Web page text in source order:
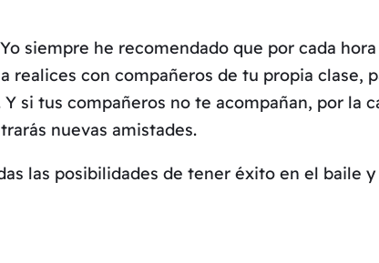
siempre he recomendado que por cada
realices con compañeros de tu propia clase,
si tus compañeros no te acompañan, por la
nuevas amistades.
las posibilidades de tener éxito en el baile